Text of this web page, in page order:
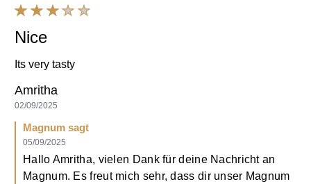
Nice
Its very tasty
Amritha
02/09/2025
Magnum sagt
05/09/2025
Hallo Amritha, vielen Dank für deine Nachricht an
Magnum. Es freut mich sehr, dass dir unser Magnum